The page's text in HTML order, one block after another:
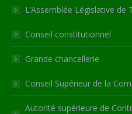
in
new
window
in
new
window
in
new
window
in
new
window
opens
in
new
L’Assemblée Législative de
Conseil constitutionnel
Grande chancellerie
Conseil Supérieur de la
Autorité supérieure de